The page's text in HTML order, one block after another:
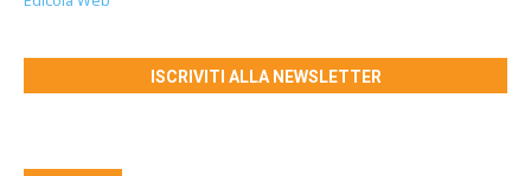
ISCRIVITI ALLA NEWSLETTER